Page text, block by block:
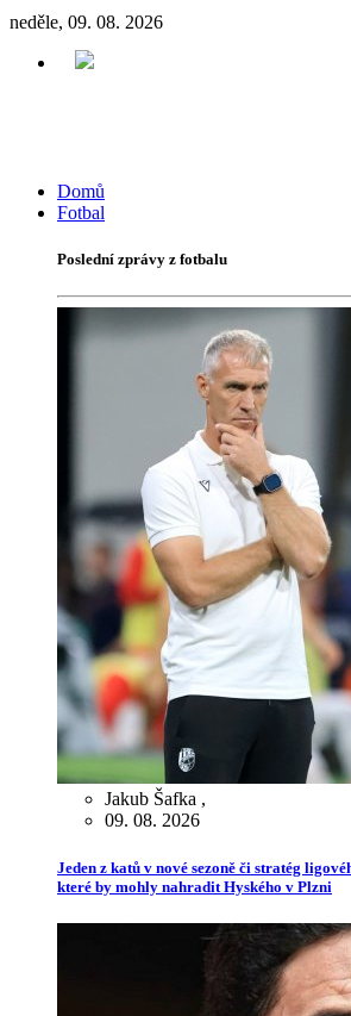
neděle, 09. 08. 2026
Domů
Fotbal
Poslední zprávy z fotbalu
Jakub Šafka ,
09. 08. 2026
Jeden z katů v nové sezoně či stratég
které by mohly nahradit Hyského v Plzni